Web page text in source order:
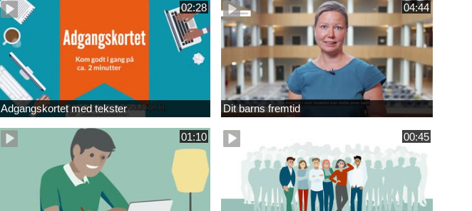
02:28
Adgangskortet med tekster
04:44
Dit barns fremtid
01:10 00:45